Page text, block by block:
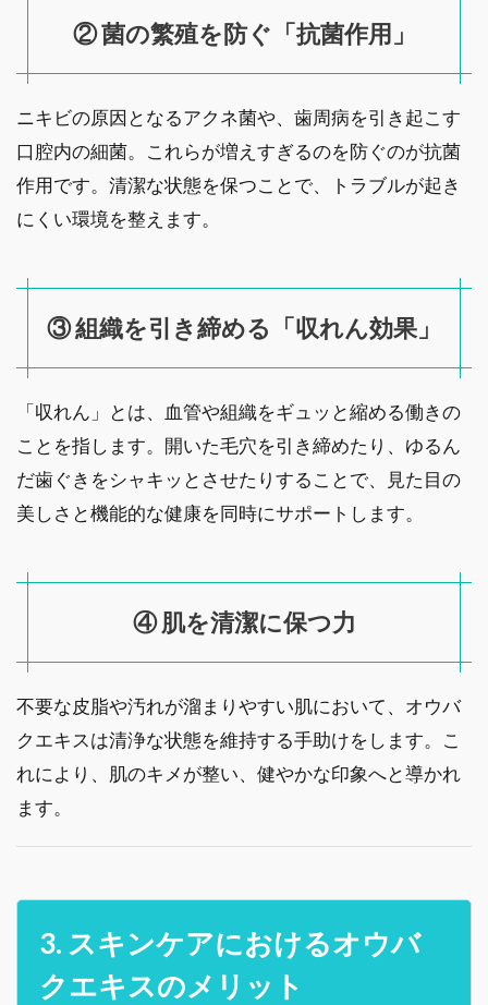
② 菌の繁殖を防ぐ「抗菌作用」
ニキビの原因となるアクネ菌や、歯周病を引き起こす
口腔内の細菌。これらが増えすぎるのを防ぐのが抗菌
作用です。清潔な状態を保つことで、トラブルが起き
にくい環境を整えます。
③ 組織を引き締める「収れん効果」
「収れん」とは、血管や組織をギュッと縮める働きの
ことを指します。開いた毛穴を引き締めたり、ゆるん
だ歯ぐきをシャキッとさせたりすることで、見た目の
美しさと機能的な健康を同時にサポートします。
④ 肌を清潔に保つ力
不要な皮脂や汚れが溜まりやすい肌において、オウバ
クエキスは清浄な状態を維持する手助けをします。こ
れにより、肌のキメが整い、健やかな印象へと導かれ
ます。
3. スキンケアにおけるオウバ
クエキスのメリット